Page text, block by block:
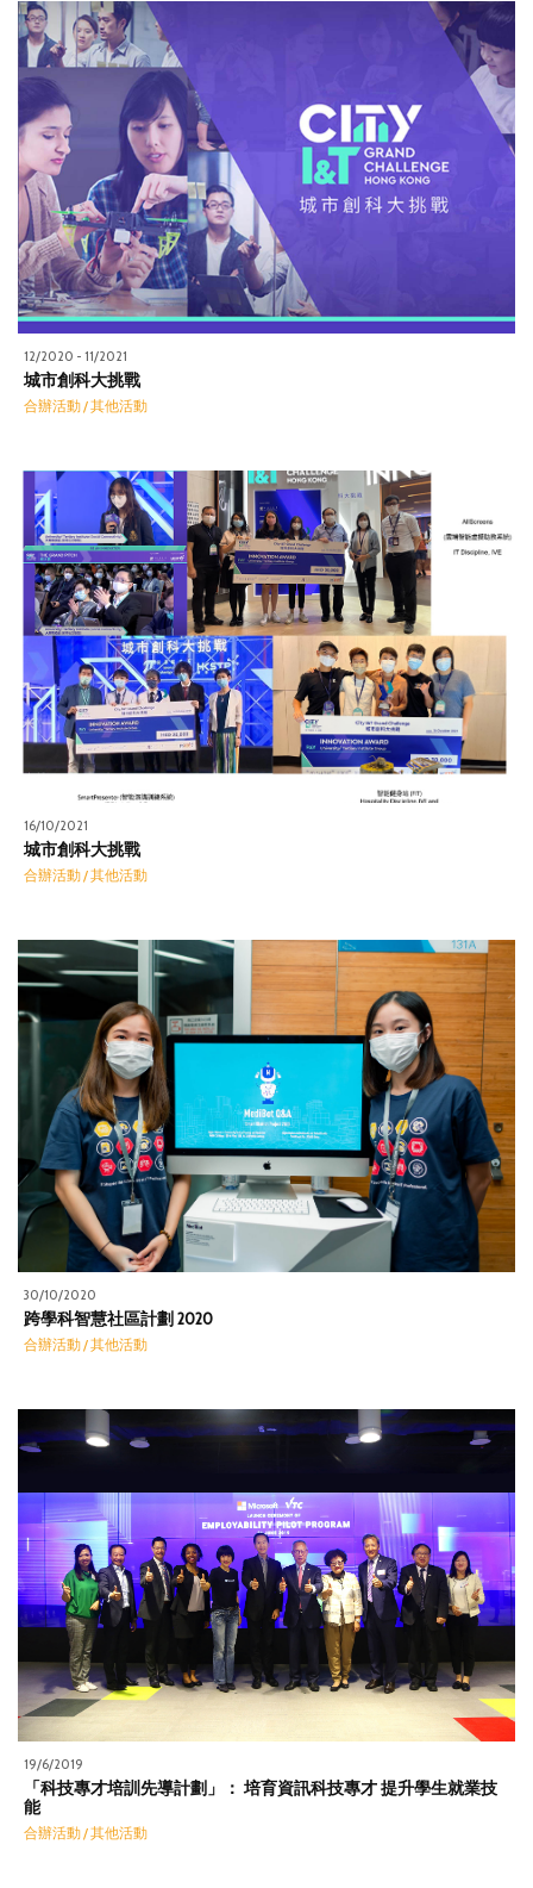
12/2020 - 11/2021
城市創科大挑戰
合辦活動 / 其他活動
16/10/2021
城市創科大挑戰
合辦活動 / 其他活動
30/10/2020
跨學科智慧社區計劃 2020
合辦活動 / 其他活動
19/6/2019
「科技專才培訓先導計劃」： 培育資訊科技專才 提升學生就業技
能
合辦活動 / 其他活動